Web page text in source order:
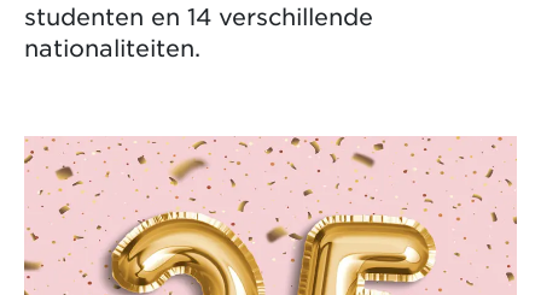
studenten en 14 verschillende
nationaliteiten.